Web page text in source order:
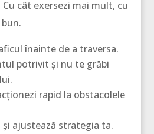
cât exersezi mai mult, cu
înainte de a traversa.
potrivit și nu te grăbi
rapid la obstacolele
ajustează strategia ta.